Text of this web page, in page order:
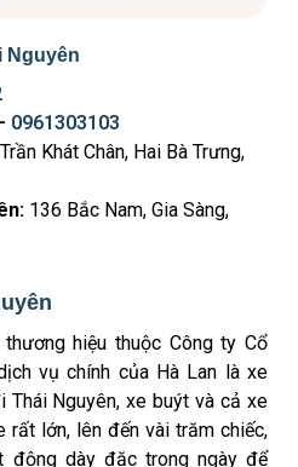
Nguyên
0961303103
Khát Chân, Hai Bà Trưng,
136 Bắc Nam, Gia Sàng,
hiệu thuộc Công ty Cổ
vụ chính của Hà Lan là xe
Thái Nguyên, xe buýt và cả xe
lớn, lên đến vài trăm chiếc,
động dày đặc trong ngày để